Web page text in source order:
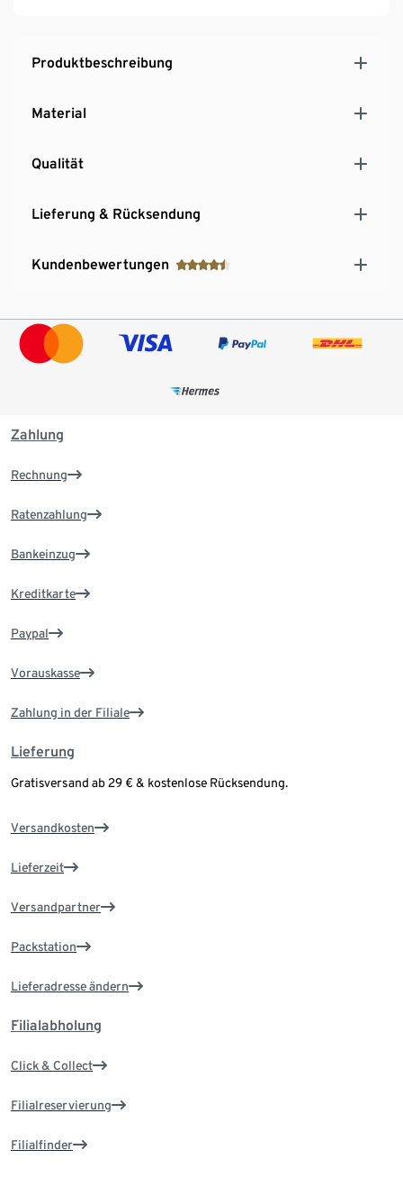
Produktbeschreibung
Material
Qualität
Lieferung & Rücksendung
Kundenbewertungen
Zahlung
Rechnung
Ratenzahlung
Bankeinzug
Kreditkarte
Paypal
Vorauskasse
Zahlung in der Filiale
Lieferung
Gratisversand ab 29 € & kostenlose Rücksendung.
Versandkosten
Lieferzeit
Versandpartner
Packstation
Lieferadresse ändern
Filialabholung
Click & Collect
Filialreservierung
Filialfinder